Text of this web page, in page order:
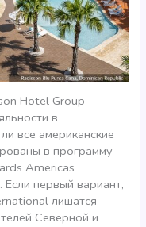
Hotel Group
в
все американские
в программу
Americas
первый вариант,
лишатся
Северной и